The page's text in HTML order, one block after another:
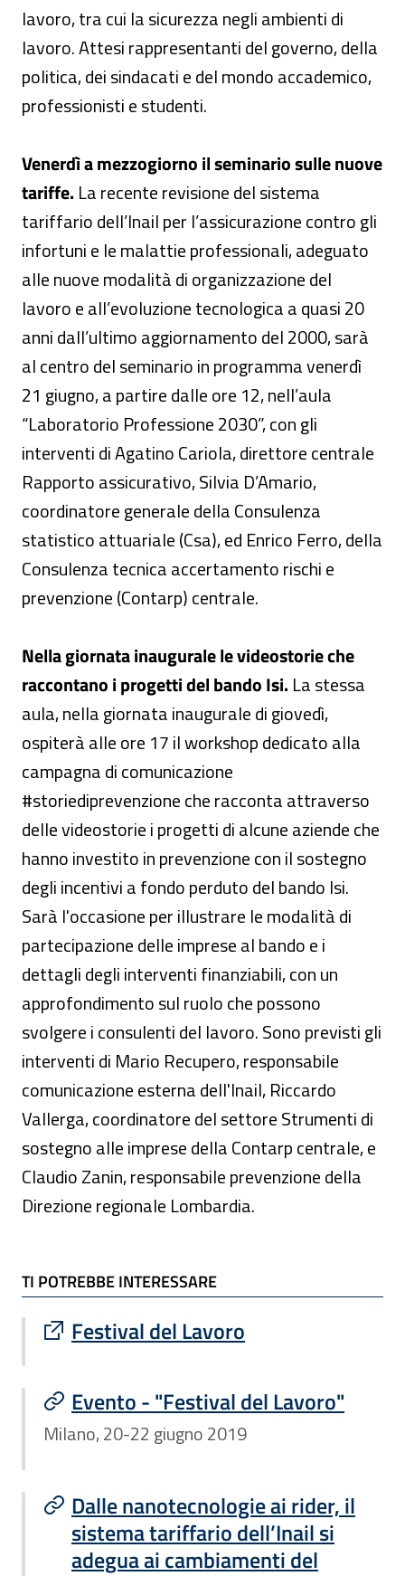
lavoro, tra cui la sicurezza negli ambienti di
lavoro. Attesi rappresentanti del governo, della
politica, dei sindacati e del mondo accademico,
professionisti e studenti.
Venerdì a mezzogiorno il seminario sulle nuove
tariffe. La recente revisione del sistema
tariffario dell’Inail per l’assicurazione contro gli
infortuni e le malattie professionali, adeguato
alle nuove modalità di organizzazione del
lavoro e all’evoluzione tecnologica a quasi 20
anni dall’ultimo aggiornamento del 2000, sarà
al centro del seminario in programma venerdì
21 giugno, a partire dalle ore 12, nell’aula
“Laboratorio Professione 2030”, con gli
interventi di Agatino Cariola, direttore centrale
Rapporto assicurativo, Silvia D’Amario,
coordinatore generale della Consulenza
statistico attuariale (Csa), ed Enrico Ferro, della
Consulenza tecnica accertamento rischi e
prevenzione (Contarp) centrale.
Nella giornata inaugurale le videostorie che
raccontano i progetti del bando Isi. La stessa
aula, nella giornata inaugurale di giovedì,
ospiterà alle ore 17 il workshop dedicato alla
campagna di comunicazione
#storiediprevenzione che racconta attraverso
delle videostorie i progetti di alcune aziende che
hanno investito in prevenzione con il sostegno
degli incentivi a fondo perduto del bando Isi.
Sarà l'occasione per illustrare le modalità di
partecipazione delle imprese al bando e i
dettagli degli interventi finanziabili, con un
approfondimento sul ruolo che possono
svolgere i consulenti del lavoro. Sono previsti gli
interventi di Mario Recupero, responsabile
comunicazione esterna dell'Inail, Riccardo
Vallerga, coordinatore del settore Strumenti di
sostegno alle imprese della Contarp centrale, e
Claudio Zanin, responsabile prevenzione della
Direzione regionale Lombardia.
TI POTREBBE INTERESSARE
TI POTREBBE INTERESSARE
Festival del Lavoro
Sito esterno : apre una nuova finestra
Evento - "Festival del Lavoro"
Milano, 20-22 giugno 2019
Dalle nanotecnologie ai rider, il
sistema tariffario dell’Inail si
adegua ai cambiamenti del